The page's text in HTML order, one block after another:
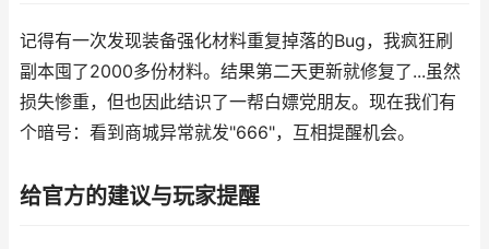
记得有一次发现装备强化材料重复掉落的Bug，我疯狂刷
副本囤了2000多份材料。结果第二天更新就修复了...虽然
损失惨重，但也因此结识了一帮白嫖党朋友。现在我们有
个暗号：看到商城异常就发"666"，互相提醒机会。
给官方的建议与玩家提醒